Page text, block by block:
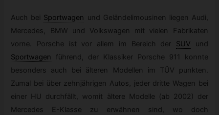
Auch bei Sportwagen und Geländelimousinen liegen Audi,
Mercedes, BMW und Volkswagen mit vielen Fabrikaten
vorne. Porsche ist vor allem im Bereich der
SUV
und
Sportwagen
führend, der Klassiker Porsche 911 konnte
besonders auch bei älteren Modellen im TÜV punkten.
Zumal bei über zehnjährigen Autos, jeder dritte Wagen bei
einer HU durchfällt, womit ältere Modelle (ab 2002) der
Mercedes E-Klasse zu erwähnen sind, wo doch